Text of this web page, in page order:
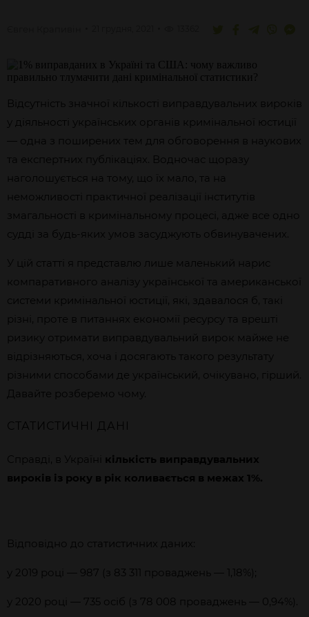
Відсутність значної кількості виправдувальних вироків
у діяльності українських органів кримінальної юстиції
— одна з поширених тем для обговорення в наукових
та експертних публікаціях. Водночас щоразу
наголошується на тому, що їх мало, та на
неможливості практичної реалізації інститутів
змагальності в кримінальному процесі, адже все одно
судді за будь-яких умов засуджують обвинувачених.
У цій статті я представлю лише маленький нарис
компаративного аналізу української та американської
системи кримінальної юстиції, які, здавалося б, такі
різні, проте в питаннях економії ресурсу та врешті
ризику отримати виправдувальний вирок майже не
відрізняються, хоча і досягають такого результату
різними способами де український, очікувано, гірший.
Давайте розберемо чому.
СТАТИСТИЧНІ ДАНІ
Справді, в Україні
кількість виправдувальних
вироків із року в рік коливається в межах 1%.
Відповідно до статистичних даних:
у 2019 році — 987 (з 83 311 проваджень — 1,18%);
у 2020 році — 735 осіб (з 78 008 проваджень — 0,94%).